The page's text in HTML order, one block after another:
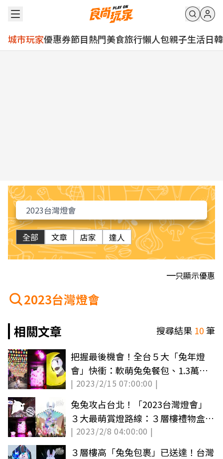
城市玩家優惠券節目熱門美食旅行懶人包親子生活日韓
全部 文章 店家 達人
只顯示優惠
2023台灣燈會
相關文章
搜尋結果 10筆
把握最後機會！全台５大「兔年燈
會」快衝：軟萌兔兔餐包、1.3萬盞
燈籠老街
| 2023/2/15 07:00:00 |
兔兔攻占台北！「2023台灣燈會」
３大最萌賞燈路線：３層樓禮物盒、
軟萌光兔
| 2023/2/8 04:00:00 |
３層樓高「兔兔包裹」已送達！台灣